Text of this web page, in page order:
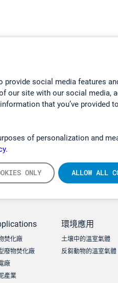
social media features
our site with our social media,
that you’ve provided
of personalization and
ONLY ALLOW ALL
焚化廠
廢物焚化廠
廠
產業
環境應用
土壤中的溫室氣體
反芻動物的溫室氣體